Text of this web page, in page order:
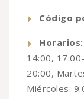
Código
Horarios:
14:00,
20:00,
Miércoles: